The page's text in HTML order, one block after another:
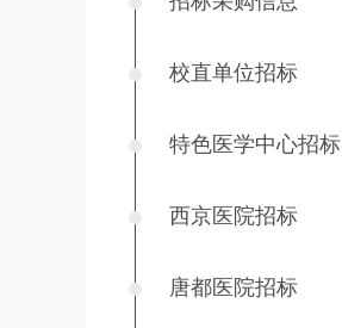
校直单位招标
特色医学中心招标
西京医院招标
唐都医院招标